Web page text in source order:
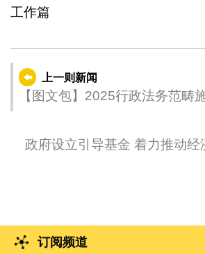
工作篇
上一则新闻
【图文包】2025行政法务范畴
政府设立引导基金
订阅频道